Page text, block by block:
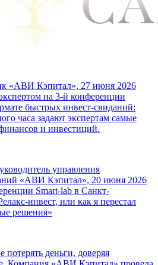
«АВИ Кэпитал», 27 июня 2026
на 3-й конференции
быстрых инвест-свиданий:
часа задают экспертам самые
и инвестиций.
управления
«АВИ Кэпитал», 20 июня 2026
Smart-lab в Санкт-
инвест, или как я перестал
решения»
деньги, доверяя